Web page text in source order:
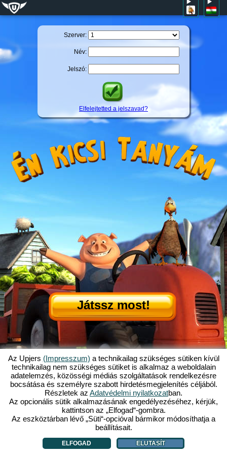
Szerver:
Név:
Jelszó:
Elfelejtetted a jelszavad?
Játssz most!
Mi is az az Én Kicsi Tanyám?|
Itt olvashatod ennek a böngészős játéknak a történetét!| Ami rád vár...|
ÁSZF|Impresszum|Adatvédelmi nyilatkozat|Szabályzat|Fórum|
Támogatás|My Free Farm 2 App|Google Play|App Store
Böngészős játékok - Upjers.com|Sütik kezelése
Az Upjers (Impresszum) a technikailag szükséges sütiken kívül
technikailag nem szükséges sütiket is alkalmaz a weboldalain
adatelemzés, közösségi médiás szolgáltatások rendelkezésre
bocsátása és személyre szabott hirdetésmegjelenítés céljából.
Részletek az Adatvédelmi nyilatkozatban.
Az opcionális sütik alkalmazásának engedélyezéséhez, kérjük,
kattintson az „Elfogad“-gombra.
Az eszköztárban lévő „Süti“-opcióval bármikor módosíthatja a
beállításait.
ELFOGAD ELUTASÍT